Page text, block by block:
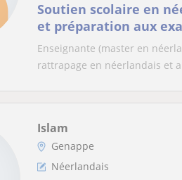
Soutien scolaire en
et préparation aux
Enseignante (master en
rattrapage en néerlandais et
Islam
Genappe
Néerlandais